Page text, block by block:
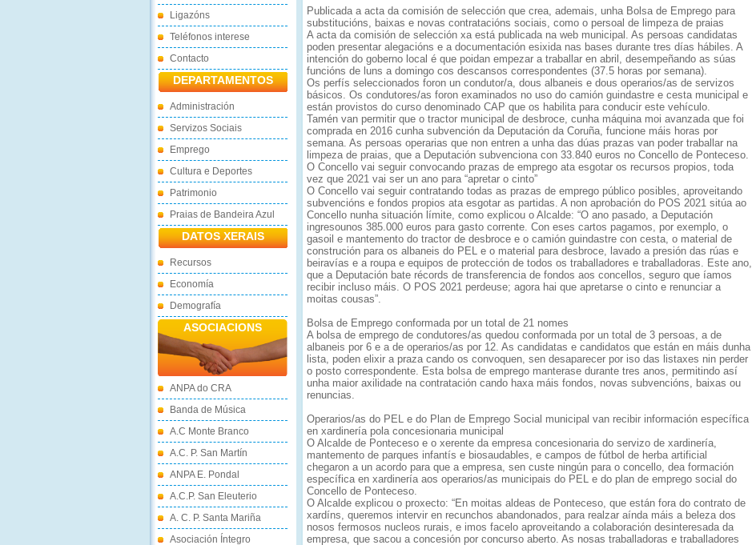
Ligazóns
Teléfonos interese
Contacto
DEPARTAMENTOS
Administración
Servizos Sociais
Emprego
Cultura e Deportes
Patrimonio
Praias de Bandeira Azul
DATOS XERAIS
Recursos
Economía
Demografía
ASOCIACIONS
ANPA do CRA
Banda de Música
A.C Monte Branco
A.C. P. San Martín
ANPA E. Pondal
A.C.P. San Eleuterio
A. C. P. Santa Mariña
Asociación Íntegro
Publicada a acta da comisión de selección que crea, ademais, unha Bolsa de Emprego para
substitucións, baixas e novas contratacións sociais, como o persoal de limpeza de praias
A acta da comisión de selección xa está publicada na web municipal. As persoas candidatas
poden presentar alegacións e a documentación esixida nas bases durante tres días hábiles. A
intención do goberno local é que poidan empezar a traballar en abril, desempeñando as súas
funcións de luns a domingo cos descansos correspondentes (37.5 horas por semana).
Os perfís seleccionados foron un condutor/a, dous albaneis e dous operarios/as de servizos
básicos. Os condutores/as foron examinados no uso do camión guindastre e cesta municipal e
están provistos do curso denominado CAP que os habilita para conducir este vehículo.
Tamén van permitir que o tractor municipal de desbroce, cunha máquina moi avanzada que foi
comprada en 2016 cunha subvención da Deputación da Coruña, funcione máis horas por
semana. As persoas operarias que non entren a unha das dúas prazas van poder traballar na
limpeza de praias, que a Deputación subvenciona con 33.840 euros no Concello de Ponteceso.
O Concello vai seguir convocando prazas de emprego ata esgotar os recursos propios, toda
vez que 2021 vai ser un ano para “apretar o cinto”
O Concello vai seguir contratando todas as prazas de emprego público posibles, aproveitando
subvencións e fondos propios ata esgotar as partidas. A non aprobación do POS 2021 sitúa ao
Concello nunha situación límite, como explicou o Alcalde: “O ano pasado, a Deputación
ingresounos 385.000 euros para gasto corrente. Con eses cartos pagamos, por exemplo, o
gasoil e mantemento do tractor de desbroce e o camión guindastre con cesta, o material de
construción para os albaneis do PEL e o material para desbroce, lavado a presión das rúas e
beiravías e a roupa e equipos de protección de todos os traballadores e traballadoras. Este ano,
que a Deputación bate récords de transferencia de fondos aos concellos, seguro que íamos
recibir incluso máis. O POS 2021 perdeuse; agora hai que apretarse o cinto e renunciar a
moitas cousas”.
Bolsa de Emprego conformada por un total de 21 nomes
A bolsa de emprego de condutores/as quedou conformada por un total de 3 persoas, a de
albaneis por 6 e a de operarios/as por 12. As candidatas e candidatos que están en máis dunha
lista, poden elixir a praza cando os convoquen, sen desaparecer por iso das listaxes nin perder
o posto correspondente. Esta bolsa de emprego manterase durante tres anos, permitindo así
unha maior axilidade na contratación cando haxa máis fondos, novas subvencións, baixas ou
renuncias.
Operarios/as do PEL e do Plan de Emprego Social municipal van recibir información específica
en xardinería pola concesionaria municipal
O Alcalde de Ponteceso e o xerente da empresa concesionaria do servizo de xardinería,
mantemento de parques infantís e biosaudables, e campos de fútbol de herba artificial
chegaron a un acordo para que a empresa, sen custe ningún para o concello, dea formación
específica en xardinería aos operarios/as municipais do PEL e do plan de emprego social do
Concello de Ponteceso.
O Alcalde explicou o proxecto: “En moitas aldeas de Ponteceso, que están fora do contrato de
xardíns, queremos intervir en recunchos abandonados, para realzar aínda máis a beleza dos
nosos fermosos nucleos rurais, e imos facelo aproveitando a colaboración desinteresada da
empresa, que sacou a concesión por concurso aberto. As nosas traballadoras e traballadores